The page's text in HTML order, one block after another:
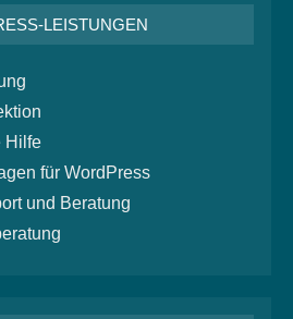
LEISTUNGEN
Hilfe
für WordPress
und Beratung